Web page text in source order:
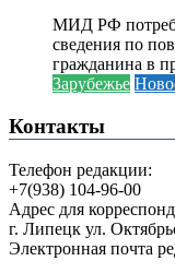
МИД РФ
сведения по
гражданина в
Зарубежье
Контакты
Телефон редакции:
+7(938) 104-96-00
Адрес для
г. Липецк ул.
Электронная почта